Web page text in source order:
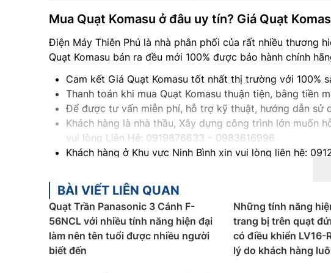
Mua Quạt Komasu ở đâu uy tín? Giá Quạt
Điện Máy Thiên Phú là nhà phân phối của rất nhiều thương
Quạt Komasu bán ra đều mới 100% được bảo hành chính
Cam kết Giá Quạt Komasu tốt nhất thị trường với 100%
Thanh toán khi mua Quạt Komasu thuận tiện, bằng tiền
Để được tư vấn miễn phí, hỗ trợ kỹ thuật, hướng dẫn sử
Khách hàng là nhà thầu, Xây dựng công trình lớn
vui lòng Liên Hệ: 0919876633 – 0983616996
Khách hàng ở Khu vực Ninh Bình xin vui lòng liên hệ:
Khách hàng ở Khu vực Bắc Giang xin vui lòng liên hệ:
BÀI VIẾT LIÊN QUAN
Quạt Trần Panasonic 3 Cánh F-
56NCL với nhiều tính năng hiện đại
làm nên tên tuổi được nhiều người
biết đến
Những tính năng
trang bị trên quạt
có điều khiển LV16-
lý do khách hàng